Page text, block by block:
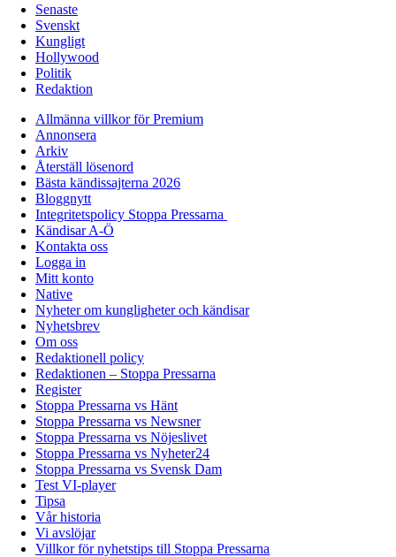
Senaste
Svenskt
Kungligt
Hollywood
Politik
Redaktion
Allmänna villkor för Premium
Annonsera
Arkiv
Återställ lösenord
Bästa kändissajterna 2026
Bloggnytt
Integritetspolicy Stoppa Pressarna
Kändisar A-Ö
Kontakta oss
Logga in
Mitt konto
Native
Nyheter om kungligheter och kändisar
Nyhetsbrev
Om oss
Redaktionell policy
Redaktionen – Stoppa Pressarna
Register
Stoppa Pressarna vs Hänt
Stoppa Pressarna vs Newsner
Stoppa Pressarna vs Nöjeslivet
Stoppa Pressarna vs Nyheter24
Stoppa Pressarna vs Svensk Dam
Test VI-player
Tipsa
Vår historia
Vi avslöjar
Villkor för nyhetstips till Stoppa Pressarna